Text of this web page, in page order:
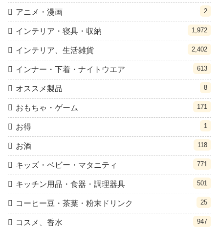
アニメ・漫画 2
インテリア・寝具・収納 1,972
インテリア、生活雑貨 2,402
インナー・下着・ナイトウエア 613
オススメ製品 8
おもちゃ・ゲーム 171
お得 1
お酒 118
キッズ・ベビー・マタニティ 771
キッチン用品・食器・調理器具 501
コーヒー豆・茶葉・粉末ドリンク 25
コスメ、香水 947